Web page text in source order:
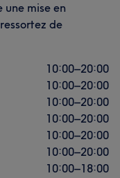
mise en
de
10:00–20:00
10:00–20:00
10:00–20:00
10:00–20:00
10:00–20:00
10:00–20:00
10:00–18:00